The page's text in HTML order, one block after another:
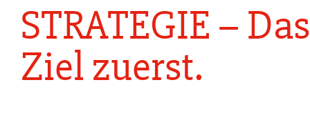
STRATEGIE – Das
Ziel zuerst.